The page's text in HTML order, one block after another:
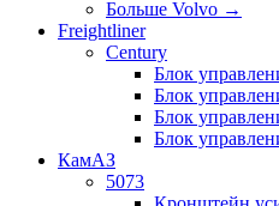
Больше Volvo →
Freightliner
Century
Блок
Блок
Блок
Блок
КамАЗ
5073